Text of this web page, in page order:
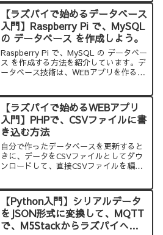
【ラズパイで始めるデータベース
入門】Raspberry Pi で、MySQL
の データベース を作成しよう。
Raspberry Pi で、MySQL の データベー
ス を作成する方法を紹介しています。デ
ータベース技術は、WEBアプリを作るた
再インストールすることでやり直すこと
ができます。
【ラズパイで始めるWEBアプリ
入門】PHPで、CSVファイルに書
き込む方法
自分で作ったデータベースを更新すると
きに、データをCSVファイルとしてダウ
ンロードして、直接CSVファイルを編集
【Python入門】シリアルデータ
をJSON形式に変換して、MQTT
で、M5Stackからラズパイへ送